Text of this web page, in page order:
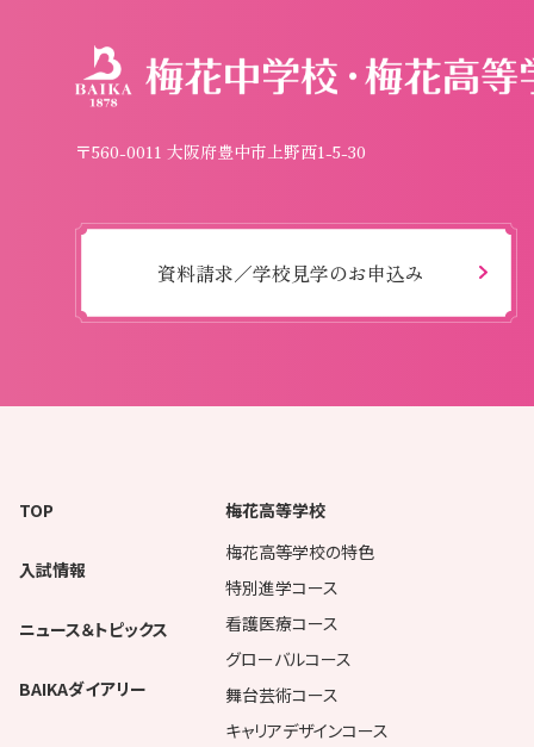
〒560-0011 大阪府豊中市上野西1-5-30
資料請求／学校見学のお申込み
TOP
入試情報
ニュース＆トピックス
BAIKAダイアリー
梅花高等学校
梅花高等学校の特色
特別進学コース
看護医療コース
グローバルコース
舞台芸術コース
キャリアデザインコース